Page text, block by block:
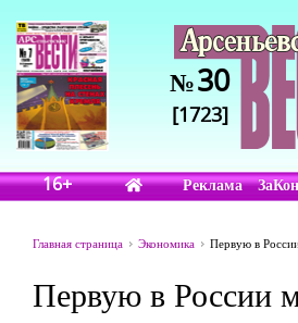
№30
[1723]
16+ Реклама
Главная страница Экономика Первую в
Первую в России